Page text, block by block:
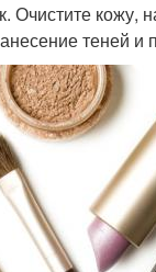
Очистите
теней и